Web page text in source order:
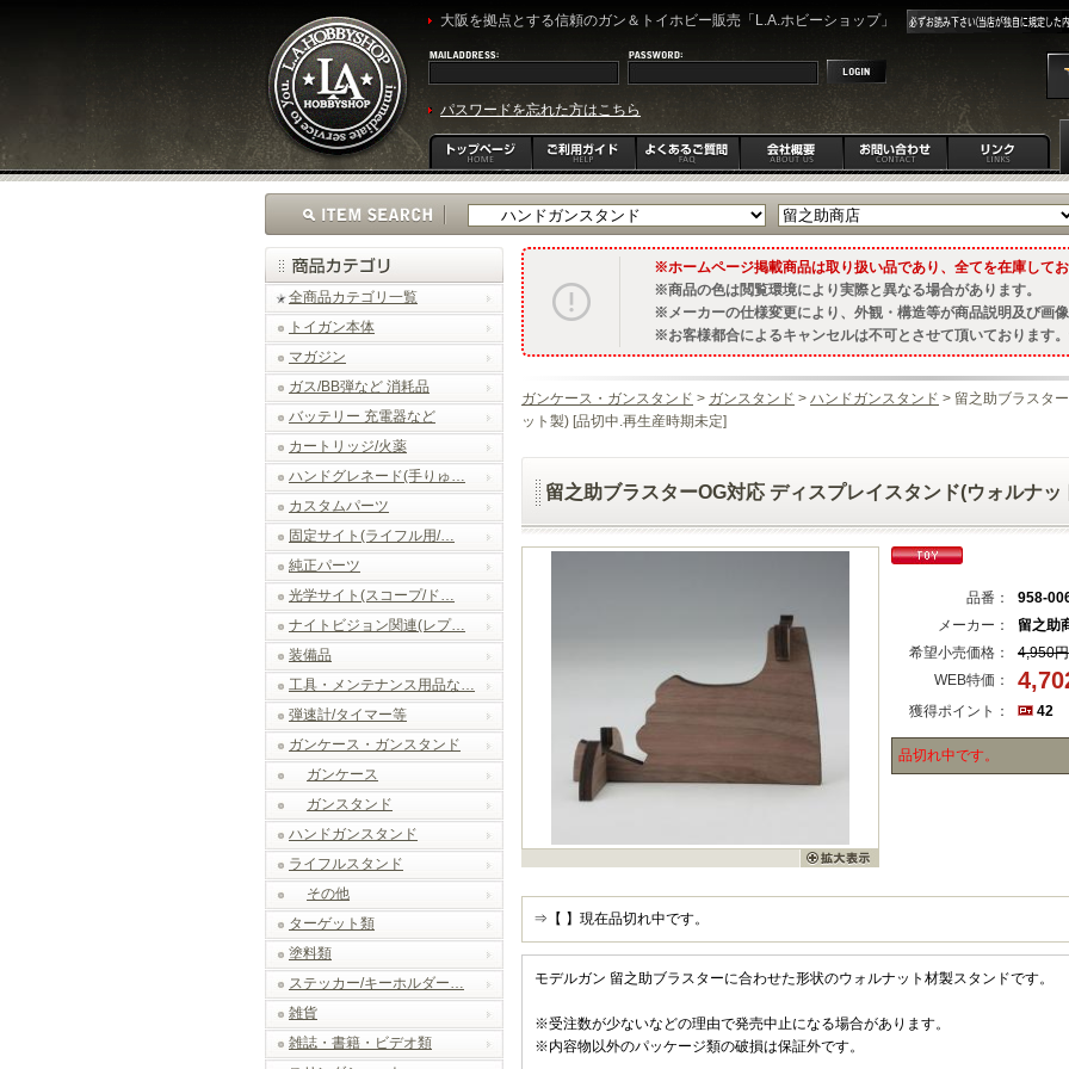
大阪を拠点とする信頼のガン＆トイホビー販売「L.A.ホビーショップ」
パスワードを忘れた方はこちら
全商品カテゴリ一覧
トイガン本体
マガジン
ガス/BB弾など 消耗品
バッテリー 充電器など
カートリッジ/火薬
ハンドグレネード(手りゅ…
カスタムパーツ
固定サイト(ライフル用/…
純正パーツ
光学サイト(スコープ/ド…
ナイトビジョン関連(レプ…
装備品
工具・メンテナンス用品な…
弾速計/タイマー等
ガンケース・ガンスタンド
ガンケース
ガンスタンド
ハンドガンスタンド
ライフルスタンド
その他
ターゲット類
塗料類
ステッカー/キーホルダー…
雑貨
雑誌・書籍・ビデオ類
ホームページ掲載商品は取り扱い品であり、全てを在庫してお
商品の色は閲覧環境により実際と異なる場合があります。
メーカーの仕様変更により、外観・構造等が商品説明及び画
お客様都合によるキャンセルは不可とさせて頂いております。
ガンケース・ガンスタンド > ガンスタンド > ハンドガンスタンド > 留之助ブラスタ
ット製) [品切中.再生産時期未定]
留之助ブラスターOG対応 ディスプレイスタンド(ウォルナ
品番：
958-
メーカー：
留之助
希望小売価格：
4,950円
WEB特価：
獲得ポイント：
42
品切れ中です。
⇒【 】現在品切れ中です。
モデルガン 留之助ブラスターに合わせた形状のウォルナット材製スタンドです。
※受注数が少ないなどの理由で発売中止になる場合があります。
※内容物以外のパッケージ類の破損は保証外です。